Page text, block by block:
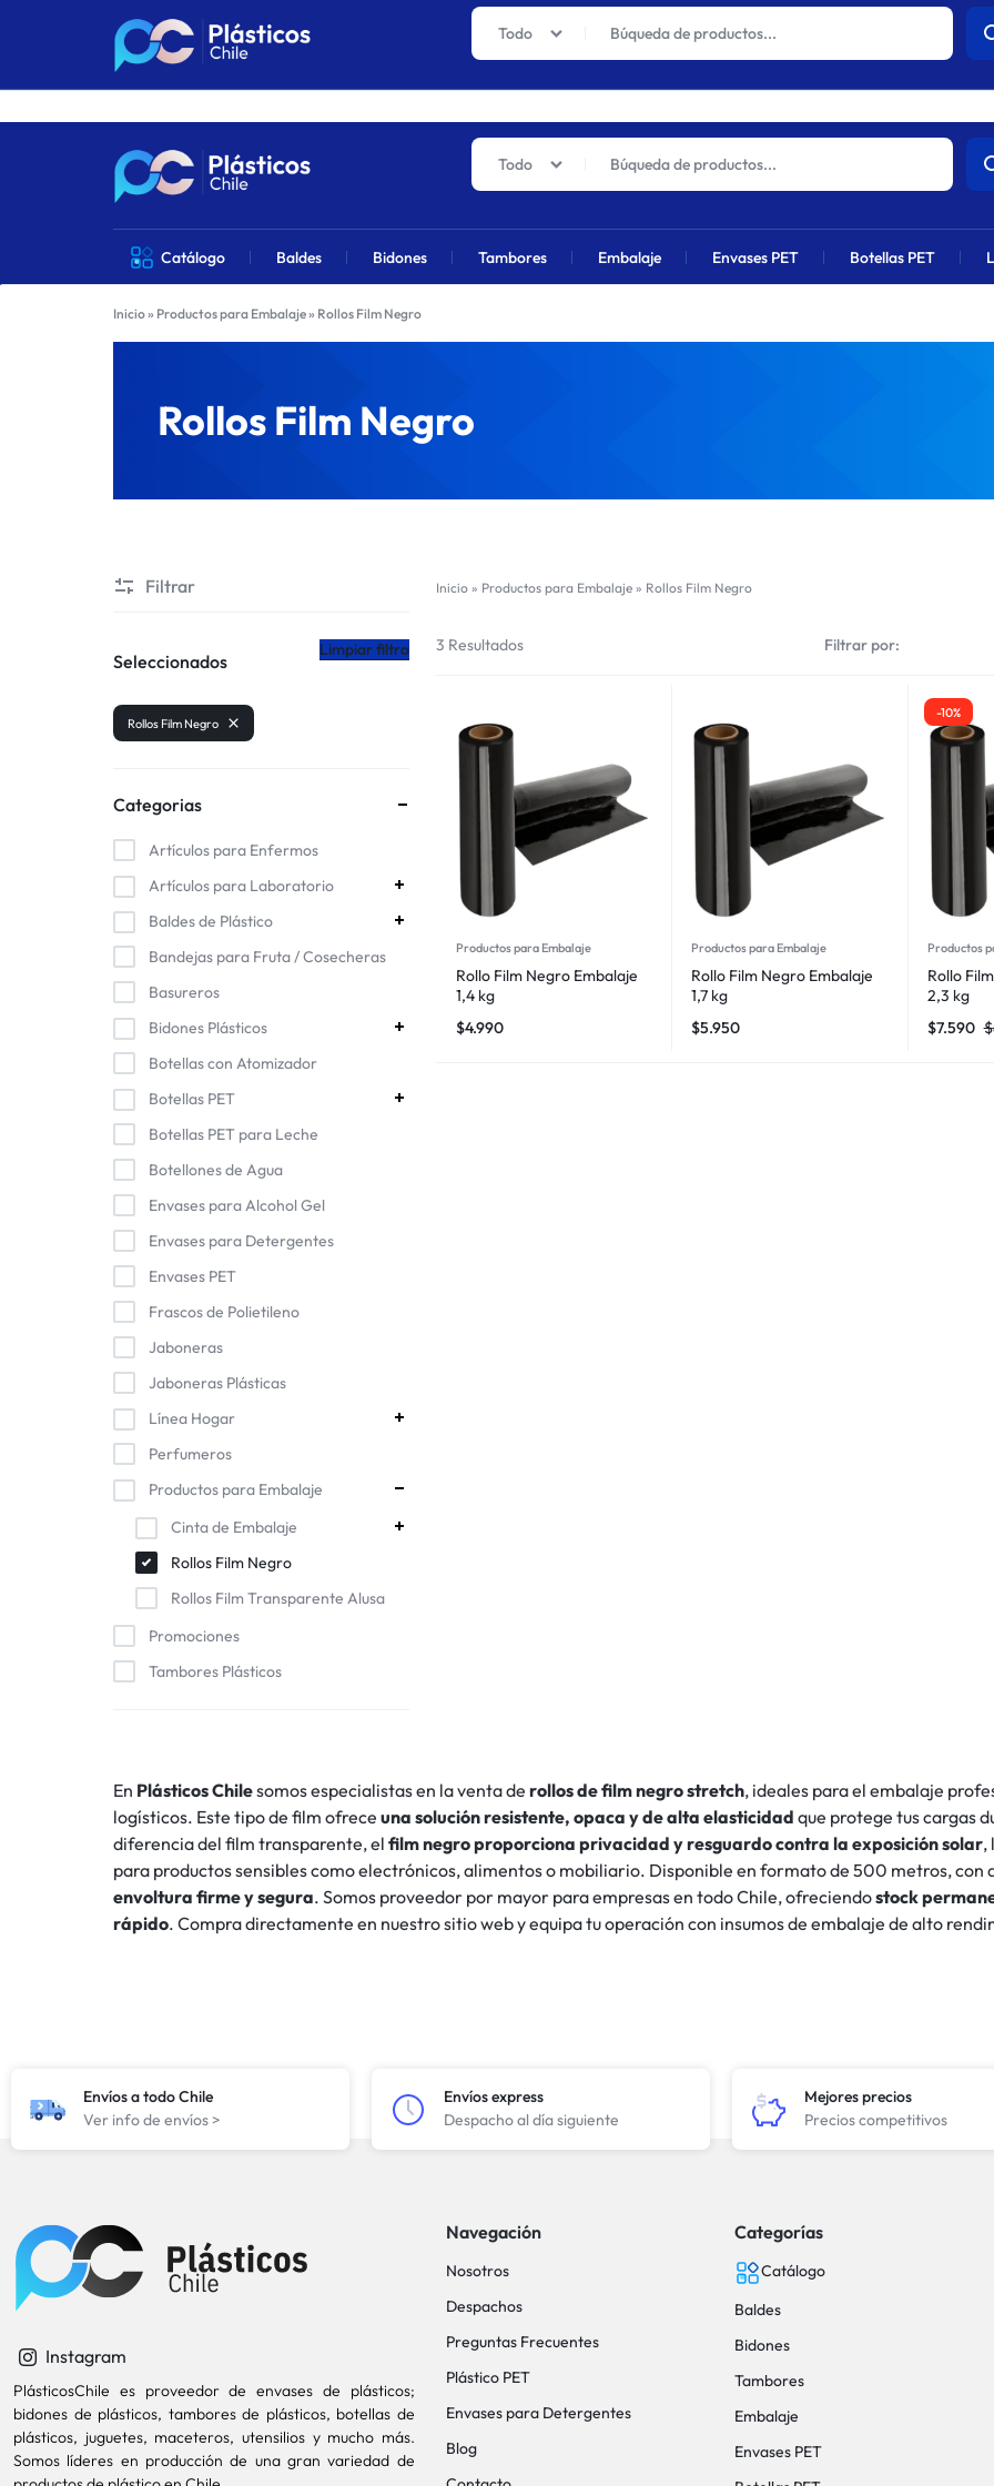
Los precios actuales sufrirán un aumento global próximamente debido al alza en
PLÁSTICOS
CHILE
VENTA
DE
PRODUCTOS
PLÁSTICOS
Todo
Catálogo Baldes Bidones Tambores Embalaje Envases PET Botellas PET
Todo
Inicio» Productos para Embalaje» Rollos Film Negro
Rollos Film Negro
Inicio » Productos para Embalaje » Rollos Film Negro
3 Resultados Filtrar por:
Productos para Embalaje
Rollo Film Negro Embalaje
1,4 kg
$4.990
Productos para Embalaje
Rollo Film Negro Embalaje
1,7 kg
$5.950
-10%
Productos
Rollo
2,3 kg
$
$7.590
Filtrar
Seleccionados
Limpiar filtro
Rollos Film Negro
Categorias
Artículos para Enfermos
Artículos para Laboratorio
Baldes de Plástico
Bandejas para Fruta / Cosecheras
Basureros
Bidones Plásticos
Botellas con Atomizador
Botellas PET
Botellas PET para Leche
Botellones de Agua
Envases para Alcohol Gel
Envases para Detergentes
Envases PET
Frascos de Polietileno
Jaboneras
Jaboneras Plásticas
Línea Hogar
Perfumeros
Productos para Embalaje
Cinta de Embalaje
Rollos Film Negro
Rollos Film Transparente Alusa
Promociones
Tambores Plásticos
En Plásticos Chilesomos especialistas en la venta de rollos de film negro stretch, ideales para el embalaje
logísticos. Este tipo de film ofrece una solución resistente, opaca y de alta elasticidad que protege tus cargas
diferencia del film transparente, el film negro proporciona privacidad y resguardo contra la exposición solar,
para productos sensibles como electrónicos, alimentos o mobiliario. Disponible en formato de 500 metros, con
envoltura firme y segura. Somos proveedor por mayor para empresas en todo Chile, ofreciendostock
rápido. Compra directamente en nuestro sitio web y equipa tu operación con insumos de embalaje de alto
Envíos a todo Chile
Ver info de envíos >
Envíos express
Despacho al día siguiente
Mejores precios
Precios competitivos
Instagram
PlásticosChile es proveedor de envases de plásticos;
bidones de plásticos, tambores de plásticos, botellas de
plásticos, juguetes, maceteros, utensilios y mucho más.
Somos líderes en producción de una gran variedad de
Navegación
Nosotros
Despachos
Preguntas Frecuentes
Plástico PET
Envases para Detergentes
Blog
Categorías
Catálogo
Baldes
Bidones
Tambores
Embalaje
Envases PET